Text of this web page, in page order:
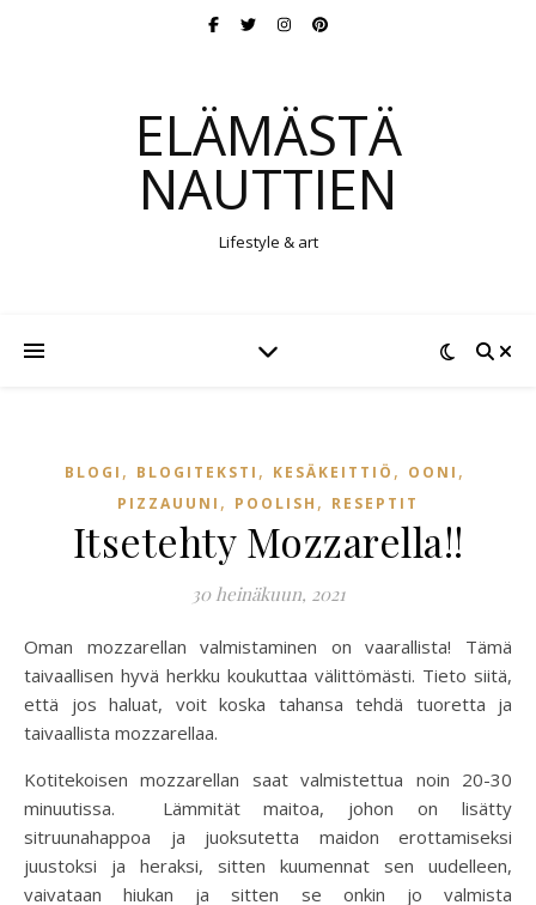
ELÄMÄSTÄ
NAUTTIEN
Lifestyle & art
BLOGI , BLOGITEKSTI , KESÄKEITTIÖ , OONI ,
PIZZAUUNI , POOLISH , RESEPTIT
Itsetehty Mozzarella!!
30 heinäkuun, 2021
Oman mozzarellan valmistaminen on vaarallista! Tämä
taivaallisen hyvä herkku koukuttaa välittömästi. Tieto siitä,
että jos haluat, voit koska tahansa tehdä tuoretta ja
taivaallista mozzarellaa.
Kotitekoisen mozzarellan saat valmistettua noin 20-30
minuutissa. Lämmität maitoa, johon on lisätty
sitruunahappoa ja juoksutetta maidon erottamiseksi
juustoksi ja heraksi, sitten kuumennat sen uudelleen,
vaivataan hiukan ja sitten se onkin jo valmista